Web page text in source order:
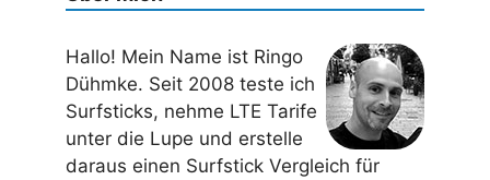
Hallo! Mein Name ist Ringo
Dühmke. Seit 2008 teste ich
Surfsticks, nehme LTE Tarife
unter die Lupe und erstelle
daraus einen Surfstick Vergleich für